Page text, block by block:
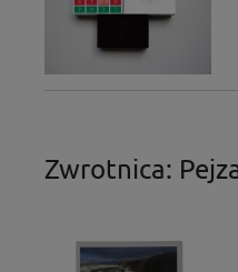
Zwrotnica: